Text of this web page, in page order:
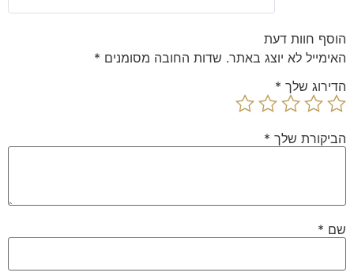
הוסף חוות דעת
האימייל לא יוצג באתר. שדות החובה מסומנים *
הדירוג שלך *
הביקורת שלך *
שם *